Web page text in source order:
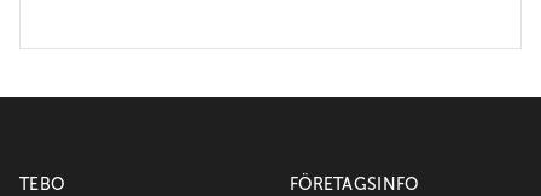
TEBO
FÖRETAGSINFO